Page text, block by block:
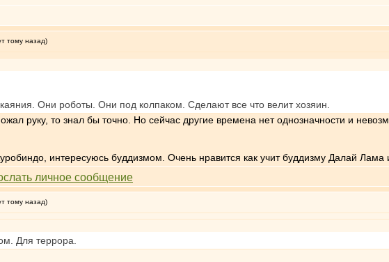
тому назад)
Они роботы. Они под колпаком. Сделают все что велит хозяин.
руку, то знал бы точно. Но сейчас другие времена нет однозначности и
интересуюсь буддизмом. Очень нравится как учит буддизму Далай Лама
тому назад)
Для террора.